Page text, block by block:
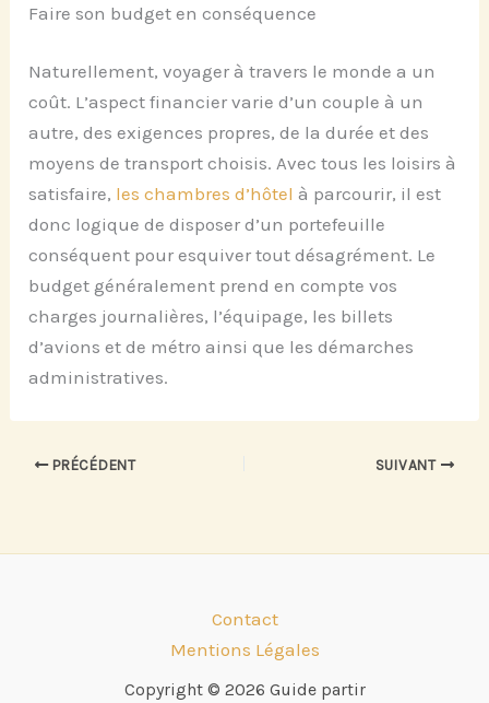
Faire son budget en conséquence
Naturellement, voyager à travers le monde a un
coût. L’aspect financier varie d’un couple à un
autre, des exigences propres, de la durée et des
moyens de transport choisis. Avec tous les loisirs à
satisfaire, les chambres d’hôtel à parcourir, il est
donc logique de disposer d’un portefeuille
conséquent pour esquiver tout désagrément. Le
budget généralement prend en compte vos
charges journalières, l’équipage, les billets
d’avions et de métro ainsi que les démarches
administratives.
PRÉCÉDENT SUIVANT
Contact
Mentions Légales
Copyright © 2026 Guide partir